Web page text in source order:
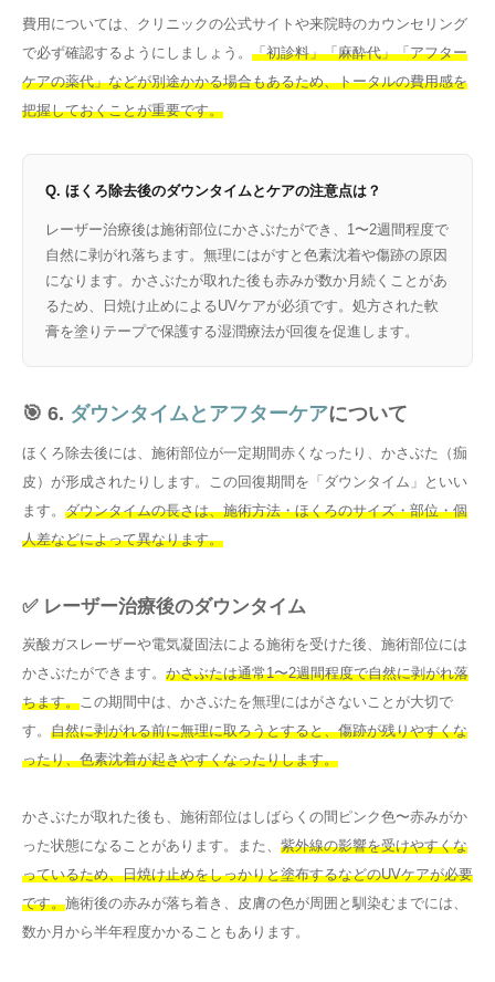
費用については、クリニックの公式サイトや来院時のカウンセリング
で必ず確認するようにしましょう。 「初診料」「麻酔代」「アフター
ケアの薬代」などが別途かかる場合もあるため、トータルの費用感を
把握しておくことが重要です。
Q. ほくろ除去後のダウンタイムとケアの注意点は？
レーザー治療後は施術部位にかさぶたができ、1〜2週間程度で
自然に剥がれ落ちます。無理にはがすと色素沈着や傷跡の原因
になります。かさぶたが取れた後も赤みが数か月続くことがあ
るため、日焼け止めによるUVケアが必須です。処方された軟
膏を塗りテープで保護する湿潤療法が回復を促進します。
🎯 6. ダウンタイムとアフターケアについて
ほくろ除去後には、施術部位が一定期間赤くなったり、かさぶた（痂
皮）が形成されたりします。この回復期間を「ダウンタイム」といい
ます。 ダウンタイムの長さは、施術方法・ほくろのサイズ・部位・個
人差などによって異なります。
✅ レーザー治療後のダウンタイム
炭酸ガスレーザーや電気凝固法による施術を受けた後、施術部位には
かさぶたができます。 かさぶたは通常1〜2週間程度で自然に剥がれ落
ちます。 この期間中は、かさぶたを無理にはがさないことが大切で
す。 自然に剥がれる前に無理に取ろうとすると、傷跡が残りやすくな
ったり、色素沈着が起きやすくなったりします。
かさぶたが取れた後も、施術部位はしばらくの間ピンク色〜赤みがか
った状態になることがあります。また、 紫外線の影響を受けやすくな
っているため、日焼け止めをしっかりと塗布するなどのUVケアが必要
です。施術後の赤みが落ち着き、皮膚の色が周囲と馴染むまでには、
数か月から半年程度かかることもあります。